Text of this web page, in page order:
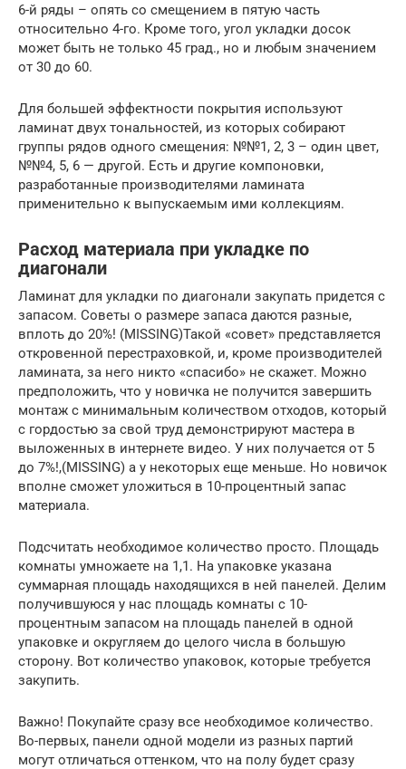
6-й ряды – опять со смещением в пятую часть
относительно 4-го. Кроме того, угол укладки досок
может быть не только 45 град., но и любым значением
от 30 до 60.
Для большей эффектности покрытия используют
ламинат двух тональностей, из которых собирают
группы рядов одного смещения: №№1, 2, 3 – один цвет,
№№4, 5, 6 — другой. Есть и другие компоновки,
разработанные производителями ламината
применительно к выпускаемым ими коллекциям.
Расход материала при укладке по
диагонали
Ламинат для укладки по диагонали закупать придется с
запасом. Советы о размере запаса даются разные,
вплоть до 20%! (MISSING)Такой «совет» представляется
откровенной перестраховкой, и, кроме производителей
ламината, за него никто «спасибо» не скажет. Можно
предположить, что у новичка не получится завершить
монтаж с минимальным количеством отходов, который
с гордостью за свой труд демонстрируют мастера в
выложенных в интернете видео. У них получается от 5
до 7%!,(MISSING) а у некоторых еще меньше. Но новичок
вполне сможет уложиться в 10-процентный запас
материала.
Подсчитать необходимое количество просто. Площадь
комнаты умножаете на 1,1. На упаковке указана
суммарная площадь находящихся в ней панелей. Делим
получившуюся у нас площадь комнаты с 10-
процентным запасом на площадь панелей в одной
упаковке и округляем до целого числа в большую
сторону. Вот количество упаковок, которые требуется
закупить.
Важно! Покупайте сразу все необходимое количество.
Во-первых, панели одной модели из разных партий
могут отличаться оттенком, что на полу будет сразу